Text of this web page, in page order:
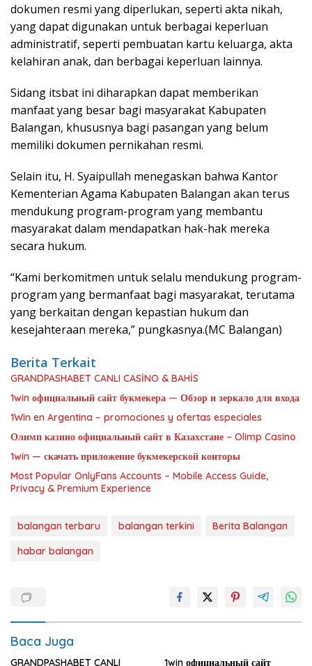
dokumen resmi yang diperlukan, seperti akta nikah,
yang dapat digunakan untuk berbagai keperluan
administratif, seperti pembuatan kartu keluarga, akta
kelahiran anak, dan berbagai keperluan lainnya.
Sidang itsbat ini diharapkan dapat memberikan
manfaat yang besar bagi masyarakat Kabupaten
Balangan, khususnya bagi pasangan yang belum
memiliki dokumen pernikahan resmi.
Selain itu, H. Syaipullah menegaskan bahwa Kantor
Kementerian Agama Kabupaten Balangan akan terus
mendukung program-program yang membantu
masyarakat dalam mendapatkan hak-hak mereka
secara hukum.
“Kami berkomitmen untuk selalu mendukung program-
program yang bermanfaat bagi masyarakat, terutama
yang berkaitan dengan kepastian hukum dan
kesejahteraan mereka,” pungkasnya.(MC Balangan)
Berita Terkait
GRANDPASHABET CANLI CASİNO & BAHİS
1win официальный сайт букмекера — Обзор и зеркало для входа
1Win en Argentina – promociones y ofertas especiales
Олимп казино официальный сайт в Казахстане – Olimp Casino
1win — скачать приложение букмекерской конторы
Most Popular OnlyFans Accounts – Mobile Access Guide,
Privacy & Premium Experience
balangan terbaru balangan terkini
Berita Balangan
habar balangan
Baca Juga
GRANDPASHABET CANLI 1win официальный сайт